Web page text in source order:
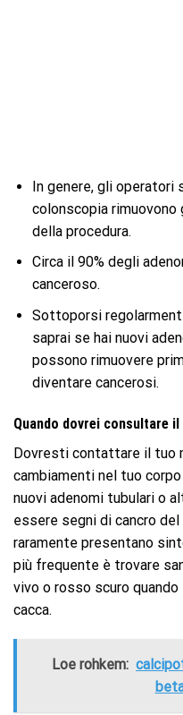
In genere, gli operatori
colonscopia
della procedura.
Circa il 90% degli
canceroso.
Sottoporsi
saprai se hai nuovi
possono rimuovere
diventare cancerosi.
Quando dovrei consultare
Dovresti contattare il tuo
cambiamenti nel tuo
nuovi adenomi tubulari o
essere segni di cancro
raramente presentano
più frequente è trovare
vivo o rosso scuro
cacca.
Loe rohkem: